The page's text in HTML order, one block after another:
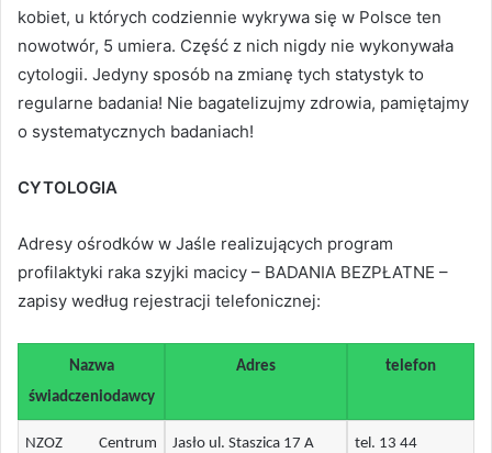
kobiet, u których codziennie wykrywa się w Polsce ten
nowotwór, 5 umiera. Część z nich nigdy nie wykonywała
cytologii. Jedyny sposób na zmianę tych statystyk to
regularne badania! Nie bagatelizujmy zdrowia, pamiętajmy
o systematycznych badaniach!
CYTOLOGIA
Adresy ośrodków w Jaśle realizujących program
profilaktyki raka szyjki macicy – BADANIA BEZPŁATNE –
zapisy według rejestracji telefonicznej:
Nazwa
świadczeniodawcy
Adres telefon
NZOZ Centrum
Jasło ul. Staszica 17 A
tel. 13 44